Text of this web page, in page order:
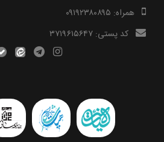
همراه: ۰۹۱۹۲۳۸۰۸۹۵
کد پستی: ۳۷۱۹۶۱۵۶۴۷